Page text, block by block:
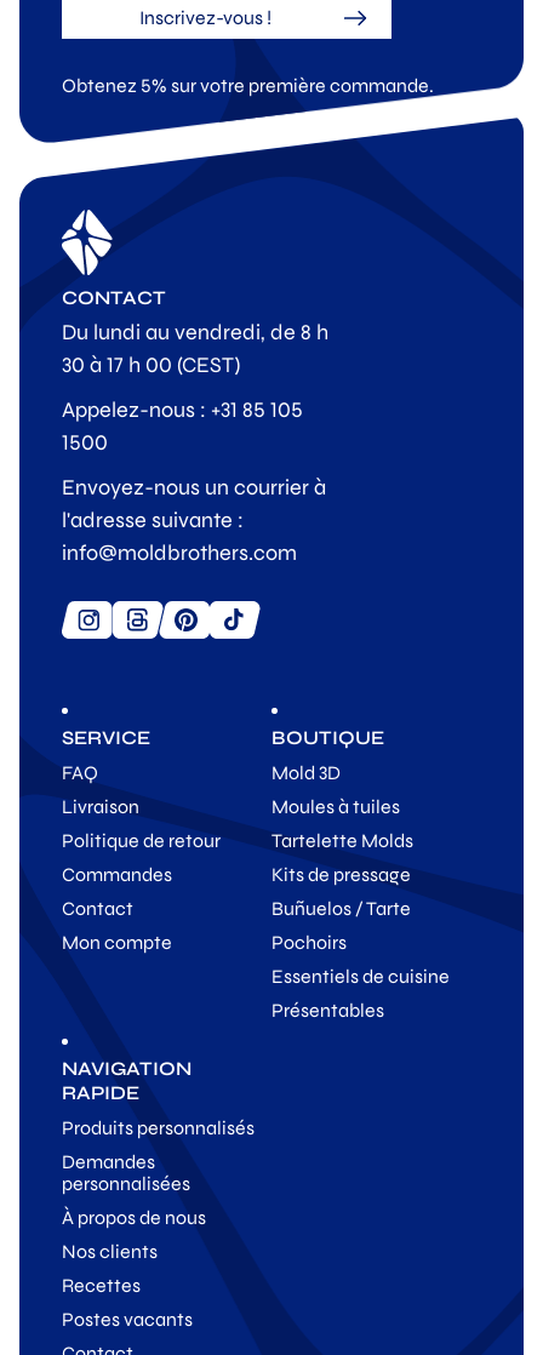
Inscrivez-vous !
Obtenez 5% sur votre première commande.
SERVICE
FAQ
Livraison
Politique de retour
Commandes
Contact
Mon compte
BOUTIQUE
Mold 3D
Moules à tuiles
Tartelette Molds
Kits de pressage
Buñuelos / Tarte
Pochoirs
Essentiels de cuisine
Présentables
NAVIGATION
RAPIDE
Produits personnalisés
Demandes
personnalisées
À propos de nous
Nos clients
Recettes
Postes vacants
CONTACT
Du lundi au vendredi, de 8 h
30 à 17 h 00 (CEST)
Appelez-nous : +31 85 105
1500
Envoyez-nous un courrier à
l'adresse suivante :
info@moldbrothers.com